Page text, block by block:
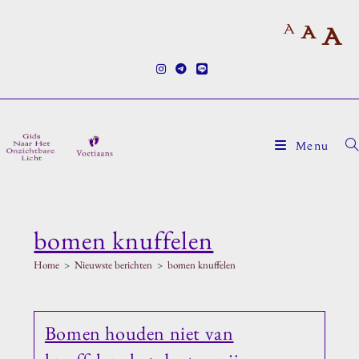
A A A
Menu
bomen knuffelen
Home > Nieuwste berichten > bomen knuffelen
Bomen houden niet van